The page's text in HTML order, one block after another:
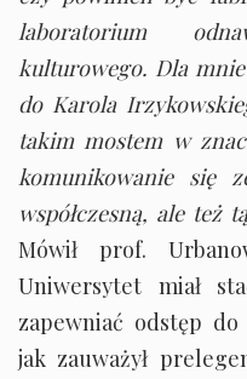
laboratorium
kulturowego. Dla
do Karola
takim mostem w
komunikowanie się
współczesną, ale też
Mówił prof.
Uniwersytet miał
zapewniać odstęp
jak zauważył